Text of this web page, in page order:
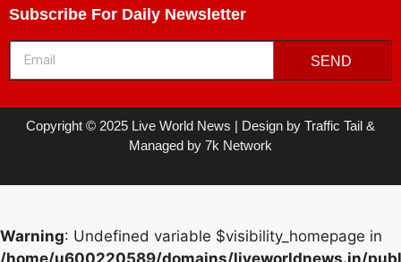
Subscribe For Daily Newsletter
SEND
Copyright © 2025 Live World News | Design by Traffic Tail &
Managed by 7k Network
Warning: Undefined variable $visibility_homepage in
/home/u600220589/domains/liveworldnews.in/